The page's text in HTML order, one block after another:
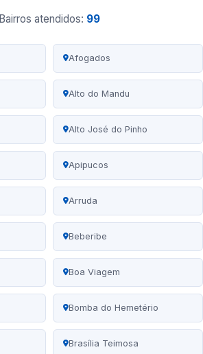
Bairros atendidos: 99
Afogados
Alto do Mandu
Alto José do Pinho
Apipucos
Arruda
Beberibe
Boa Viagem
Bomba do Hemetério
Brasília Teimosa